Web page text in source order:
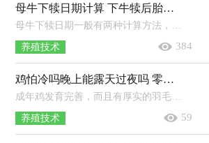
母牛下犊日期计算 下牛犊后胎衣多长时间下来
养殖技术 384
鸡怕冷吗晚上能露天过夜吗 零下20度能不能冻死鸡
养殖技术 59